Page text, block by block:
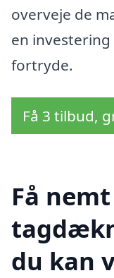
overveje de
en
fortryde.
Få 3 tilbud,
Få
du kan